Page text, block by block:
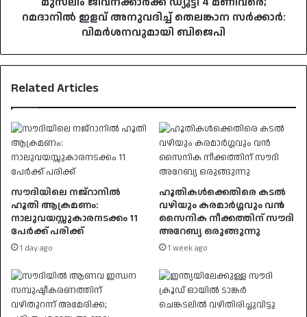
വിമര്‍ശനവുമായി
റമദാനില്‍ ഇളവ് അനുവദിച്ച് തെലങ്കാന സര്‍ക്കാര്‍:
വിമര്‍ശനവുമായി ബിജെപി
Related Articles
സൗദിയിലെ നജ്‌റാനിൽ
ഹൂതി ആക്രമണം:
നാലുവയസ്സുകാരനടക്കം 11
പേർക്ക് പരിക്ക്
1 day ago
ഹൂതികൾക്കെതിരെ കടൽ
വഴിയും കരമാർഗ്ഗവും വൻ
സൈനിക നീക്കത്തിന് സൗദി
അറേബ്യ ഒരുങ്ങുന്നു
1 week ago